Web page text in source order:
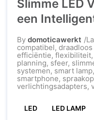
Slimme LED
een
By domoticawerkt
compatibel,
efficiëntie, flexibiliteit,
planning, sfeer,
systemen, smart lamp,
smartphone,
verlichtingsadapters,
LED LED LAMP